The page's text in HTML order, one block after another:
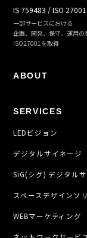
IS 759483 / ISO 27001
一部サービスにおける
企画、開発、保守、運用の
ISO27001を取得
ABOUT
SERVICES
LEDビジョン
デジタルサイネージ
SiG(シグ) デジタル
スペースデザインソ
WEBマーケティング